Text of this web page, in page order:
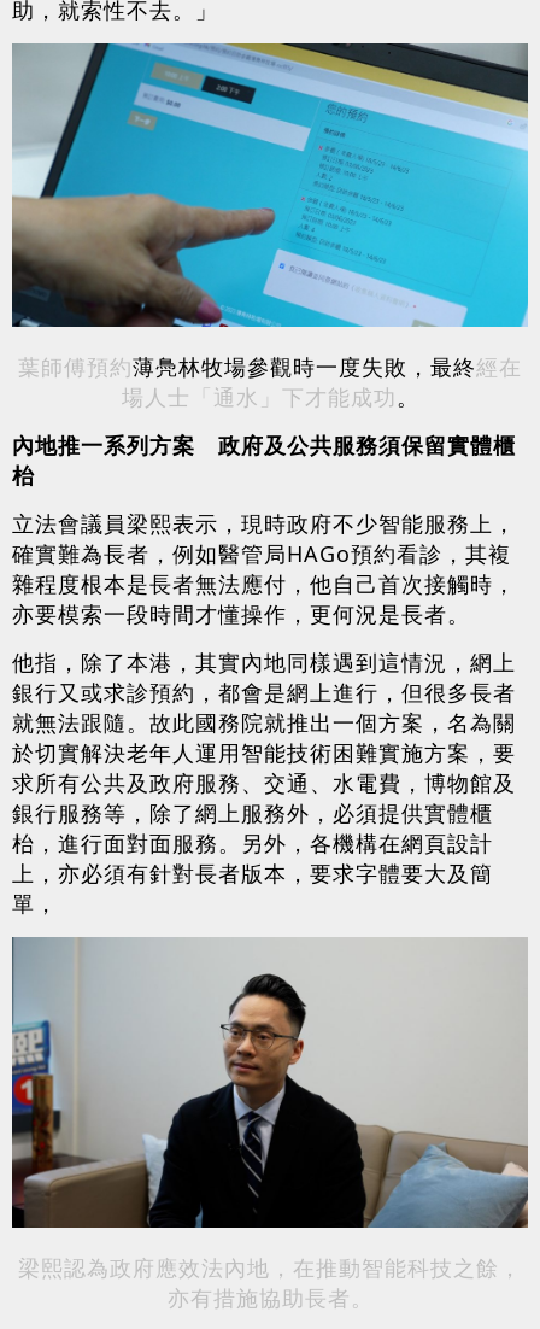
助，就索性不去。」
葉師傅預約薄鳧林牧場參觀時一度失敗，最終經在
場人士「通水」下才能成功。
內地推一系列方案 政府及公共服務須保留實體櫃
枱
立法會議員梁熙表示，現時政府不少智能服務上，
確實難為長者，例如醫管局HAGo預約看診，其複
雜程度根本是長者無法應付，他自己首次接觸時，
亦要模索一段時間才懂操作，更何況是長者。
他指，除了本港，其實內地同樣遇到這情況，網上
銀行又或求診預約，都會是網上進行，但很多長者
就無法跟隨。故此國務院就推出一個方案，名為關
於切實解決老年人運用智能技術困難實施方案，要
求所有公共及政府服務、交通、水電費，博物館及
銀行服務等，除了網上服務外，必須提供實體櫃
枱，進行面對面服務。另外，各機構在網頁設計
上，亦必須有針對長者版本，要求字體要大及簡
單，
梁熙認為政府應效法內地，在推動智能科技之餘，
亦有措施協助長者。